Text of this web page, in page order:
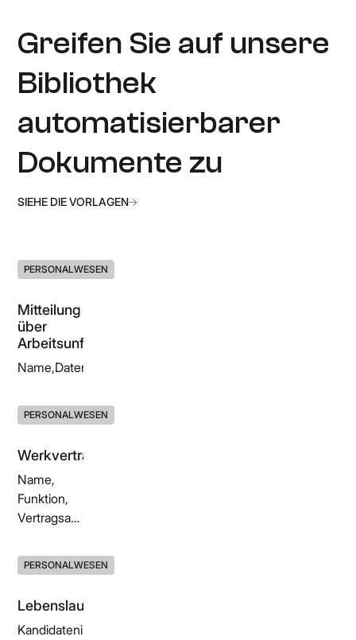
Greifen Sie auf unsere
Bibliothek
automatisierbarer
Dokumente zu
SIEHE DIE VORLAGEN
PERSONALWESEN
Mitteilung
über
Arbeitsunfähigkeit
PERSONALWESEN
Werkvertrag
Name,
Funktion,
Vertragsart,
Verwaltungsdokumenter,
Gehalt,
Unterschriften
PERSONALWESEN
Lebenslauf
Kandidateninformationen,